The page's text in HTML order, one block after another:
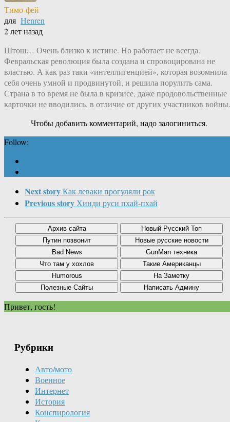
Тимо-фей
для Henren
2 лет назад
Штош… Очень близко к истине. Но работает не всегда.
Февральская революция была создана и спровоцирована не
властью. А как раз таки «интеллигенцией», которая возомнила
себя очень умной и продвинутой, и решила порулить сама.
Страна в то время не была в кризисе, даже продовольственные
карточки не вводились, в отличие от других участников войны.
Чтобы добавить комментарий, надо залогиниться.
Follow:
Next storyКак леваки прогуляли рок
Previous storyХинди руси пхай-пхай
Привет, гость!
Рубрики
Авто/мото
Военное
Интернет
История
Конспирология